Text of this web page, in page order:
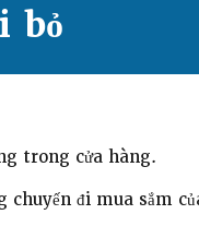
bỏ
trong cửa hàng.
đi mua sắm